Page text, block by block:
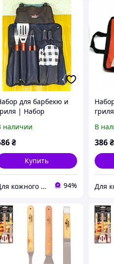
для барбекю и
| Набор
| Набір для
і гриля з
наличии
₴
Купить
Для кожного дому 94%
В
386 ₴